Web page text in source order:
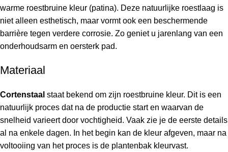
warme roestbruine kleur (patina). Deze natuurlijke roestlaag is
niet alleen esthetisch, maar vormt ook een beschermende
barrière tegen verdere corrosie. Zo geniet u jarenlang van een
onderhoudsarm en oersterk pad.
Materiaal
Cortenstaal staat bekend om zijn roestbruine kleur. Dit is een
natuurlijk proces dat na de productie start en waarvan de
snelheid varieert door vochtigheid. Vaak zie je de eerste details
al na enkele dagen. In het begin kan de kleur afgeven, maar na
voltooiing van het proces is de plantenbak kleurvast.